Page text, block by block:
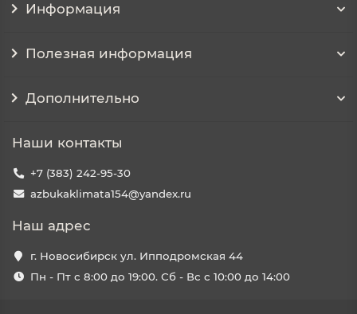
Информация
Полезная информация
Дополнительно
Наши контакты
+7 (383) 242-95-30
azbukaklimata154@yandex.ru
Наш адрес
г. Новосибирск ул. Ипподромская 44
Пн - Пт с 8:00 до 19:00. Сб - Вс с 10:00 до 14:00